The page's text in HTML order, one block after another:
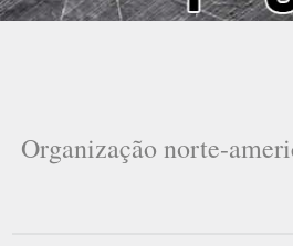
Organização norte-